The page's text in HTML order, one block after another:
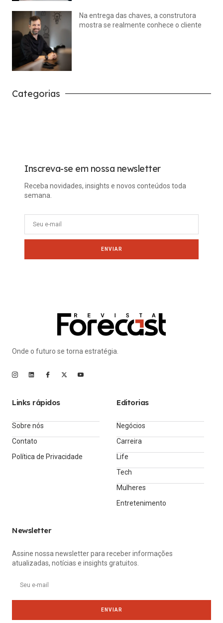
Na entrega das chaves, a construtora
mostra se realmente conhece o cliente
Categorias
Inscreva-se em nossa newsletter
Receba novidades, insights e novos conteúdos toda
semana.
ENVIAR
Onde o futuro se torna estratégia.
Links rápidos
Sobre nós
Contato
Política de Privacidade
Editorias
Negócios
Carreira
Life
Tech
Mulheres
Entretenimento
Newsletter
Assine nossa newsletter para receber informações
atualizadas, notícias e insights gratuitos.
ENVIAR